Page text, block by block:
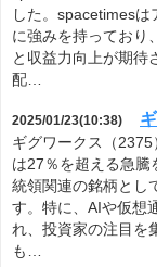
した。spacetimes
に強みを持っており
と収益力向上が期待
配…
2025/01/23(10:38)
ギグワークス（
は27％を超える急騰
統領関連の銘柄とし
す。特に、AIや仮想
れ、投資家の注目を
も…